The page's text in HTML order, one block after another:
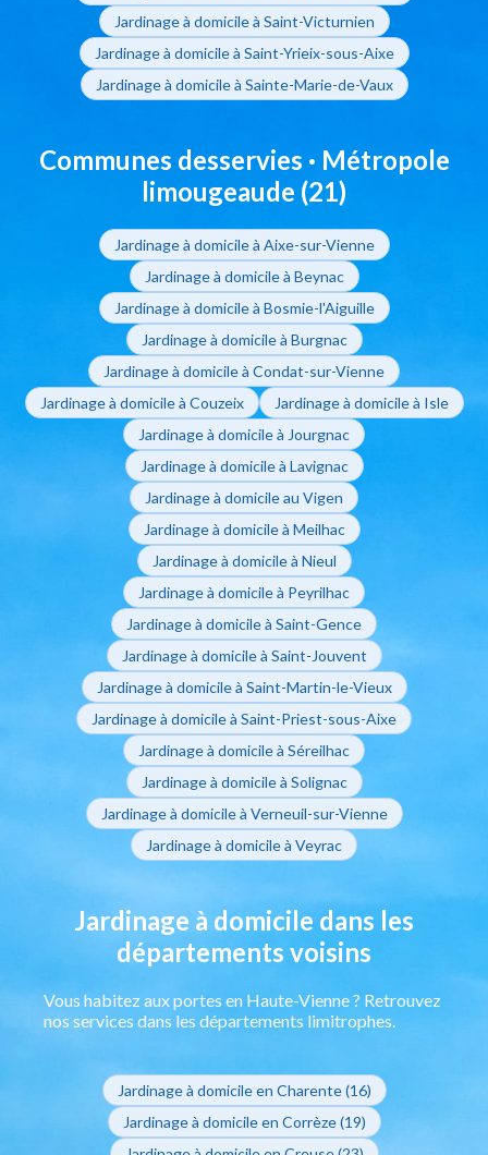
Jardinage à domicile à Saint-Victurnien
Jardinage à domicile à Saint-Yrieix-sous-Aixe
Jardinage à domicile à Sainte-Marie-de-Vaux
Communes desservies · Métropole
limougeaude (21)
Jardinage à domicile à Aixe-sur-Vienne
Jardinage à domicile à Beynac
Jardinage à domicile à Bosmie-l'Aiguille
Jardinage à domicile à Burgnac
Jardinage à domicile à Condat-sur-Vienne
Jardinage à domicile à Couzeix
Jardinage à domicile à Isle
Jardinage à domicile à Jourgnac
Jardinage à domicile à Lavignac
Jardinage à domicile au Vigen
Jardinage à domicile à Meilhac
Jardinage à domicile à Nieul
Jardinage à domicile à Peyrilhac
Jardinage à domicile à Saint-Gence
Jardinage à domicile à Saint-Jouvent
Jardinage à domicile à Saint-Martin-le-Vieux
Jardinage à domicile à Saint-Priest-sous-Aixe
Jardinage à domicile à Séreilhac
Jardinage à domicile à Solignac
Jardinage à domicile à Verneuil-sur-Vienne
Jardinage à domicile à Veyrac
Jardinage à domicile dans les
départements voisins
Vous habitez aux portes en Haute-Vienne ? Retrouvez
nos services dans les départements limitrophes.
Jardinage à domicile en Charente (16)
Jardinage à domicile en Corrèze (19)